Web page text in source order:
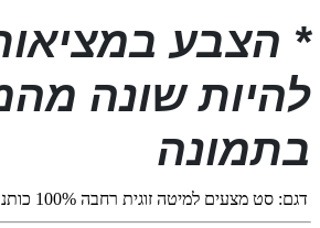
* הצבע
להיות שונה
בתמונה
דגם: סט מצעים למיטה זוגית רחבה 100% כותנה דגם שי 200/220